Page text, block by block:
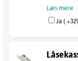
Læs mere
Ja (